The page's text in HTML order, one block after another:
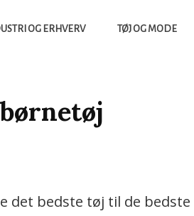
OG ERHVERV TØJ OG MODE
det bedste tøj til de